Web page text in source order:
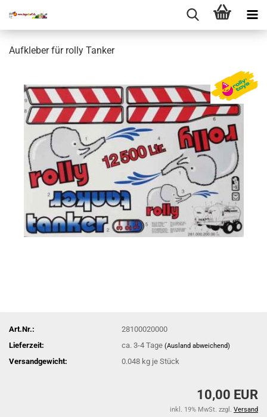
Aufkleber für rolly Tanker
Art.Nr.:
28100020000
Lieferzeit:
ca. 3-4 Tage(Ausland abweichend)
Versandgewicht: 0.048 kg je Stück
10,00 EUR
inkl. 19% MwSt. zzgl. Versand